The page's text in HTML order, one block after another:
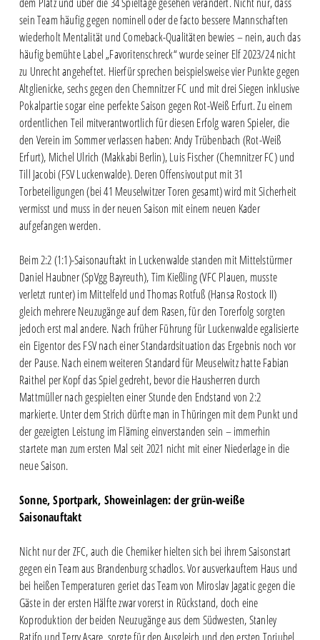
dem Platz und über die 34 Spieltage gesehen verändert. Nicht nur, dass
sein Team häufig gegen nominell oder de facto bessere Mannschaften
wiederholt Mentalität und Comeback-Qualitäten bewies – nein, auch das
häufig bemühte Label „Favoritenschreck“ wurde seiner Elf 2023/24 nicht
zu Unrecht angeheftet. Hierfür sprechen beispielsweise vier Punkte gegen
Altglienicke, sechs gegen den Chemnitzer FC und mit drei Siegen inklusive
Pokalpartie sogar eine perfekte Saison gegen Rot-Weiß Erfurt. Zu einem
ordentlichen Teil mitverantwortlich für diesen Erfolg waren Spieler, die
den Verein im Sommer verlassen haben: Andy Trübenbach (Rot-Weiß
Erfurt), Michel Ulrich (Makkabi Berlin), Luis Fischer (Chemnitzer FC) und
Till Jacobi (FSV Luckenwalde). Deren Offensivoutput mit 31
Torbeteiligungen (bei 41 Meuselwitzer Toren gesamt) wird mit Sicherheit
vermisst und muss in der neuen Saison mit einem neuen Kader
aufgefangen werden.
Beim 2:2 (1:1)-Saisonauftakt in Luckenwalde standen mit Mittelstürmer
Daniel Haubner (SpVgg Bayreuth), Tim Kießling (VFC Plauen, musste
verletzt runter) im Mittelfeld und Thomas Rotfuß (Hansa Rostock II)
gleich mehrere Neuzugänge auf dem Rasen, für den Torerfolg sorgten
jedoch erst mal andere. Nach früher Führung für Luckenwalde egalisierte
ein Eigentor des FSV nach einer Standardsituation das Ergebnis noch vor
der Pause. Nach einem weiteren Standard für Meuselwitz hatte Fabian
Raithel per Kopf das Spiel gedreht, bevor die Hausherren durch
Mattmüller nach gespielten einer Stunde den Endstand von 2:2
markierte. Unter dem Strich dürfte man in Thüringen mit dem Punkt und
der gezeigten Leistung im Fläming einverstanden sein – immerhin
startete man zum ersten Mal seit 2021 nicht mit einer Niederlage in die
neue Saison.
Sonne, Sportpark, Showeinlagen: der grün-weiße
Saisonauftakt
Nicht nur der ZFC, auch die Chemiker hielten sich bei ihrem Saisonstart
gegen ein Team aus Brandenburg schadlos. Vor ausverkauftem Haus und
bei heißen Temperaturen geriet das Team von Miroslav Jagatic gegen die
Gäste in der ersten Hälfte zwar vorerst in Rückstand, doch eine
Koproduktion der beiden Neuzugänge aus dem Südwesten, Stanley